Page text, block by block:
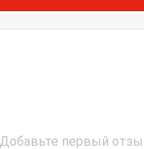
Добавьте первый